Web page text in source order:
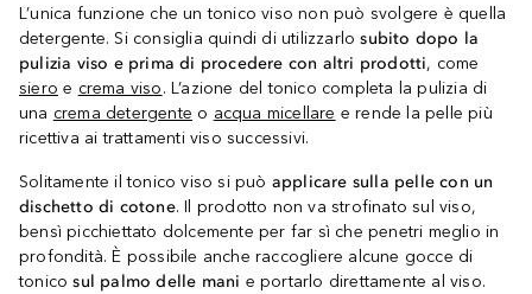
L’unica funzione che un tonico viso non può svolgere è quella
detergente. Si consiglia quindi di utilizzarlosubito dopo la
pulizia viso e prima di procedere con altri prodotti, come
siero e crema viso. L’azione del tonico completa la pulizia di
una crema detergente o acqua micellare e rende la pelle più
ricettiva ai trattamenti viso successivi.
Solitamente il tonico viso si può applicare sulla pelle con un
dischetto di cotone. Il prodotto non va strofinato sul viso,
bensì picchiettato dolcemente per far sì che penetri meglio in
profondità. È possibile anche raccogliere alcune gocce di
tonicosul palmo delle mani e portarlo direttamente al viso.